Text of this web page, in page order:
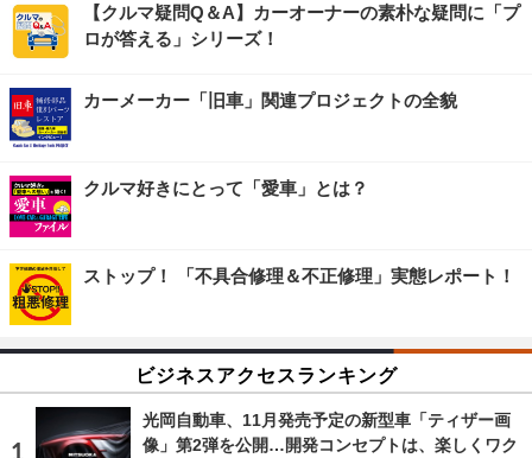
【クルマ疑問Q＆A】カーオーナーの素朴な疑問に「プ
ロが答える」シリーズ！
カーメーカー「旧車」関連プロジェクトの全貌
クルマ好きにとって「愛車」とは？
ストップ！ 「不具合修理＆不正修理」実態レポート！
ビジネスアクセスランキング
光岡自動車、11月発売予定の新型車「ティザー画
像」第2弾を公開…開発コンセプトは、楽しくワク